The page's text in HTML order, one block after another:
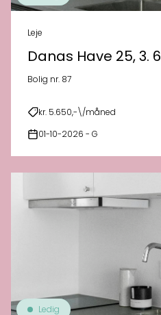
Leje
Danas Have 25, 3. 6
Bolig nr. 87
kr. 5.650,-\/måned
01-10-2026 - G
Ledig